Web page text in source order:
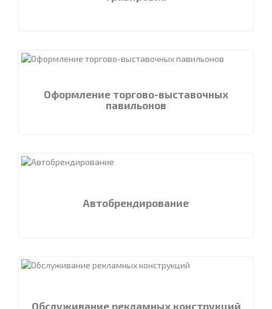
Оформление торгово-выставочных
павильонов
Автобрендирование
Обслуживание рекламных конструкций